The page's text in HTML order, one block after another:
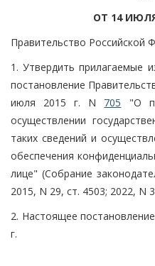
ОТ 14 ИЮЛЯ
Правительство Российской
1. Утвердить прилагаемые
постановление
июля 2015 г. N 705 "О
осуществлении
таких сведений и
обеспечения
лице" (Собрание
2015, N 29, ст. 4503; 2022, N
2. Настоящее
г.